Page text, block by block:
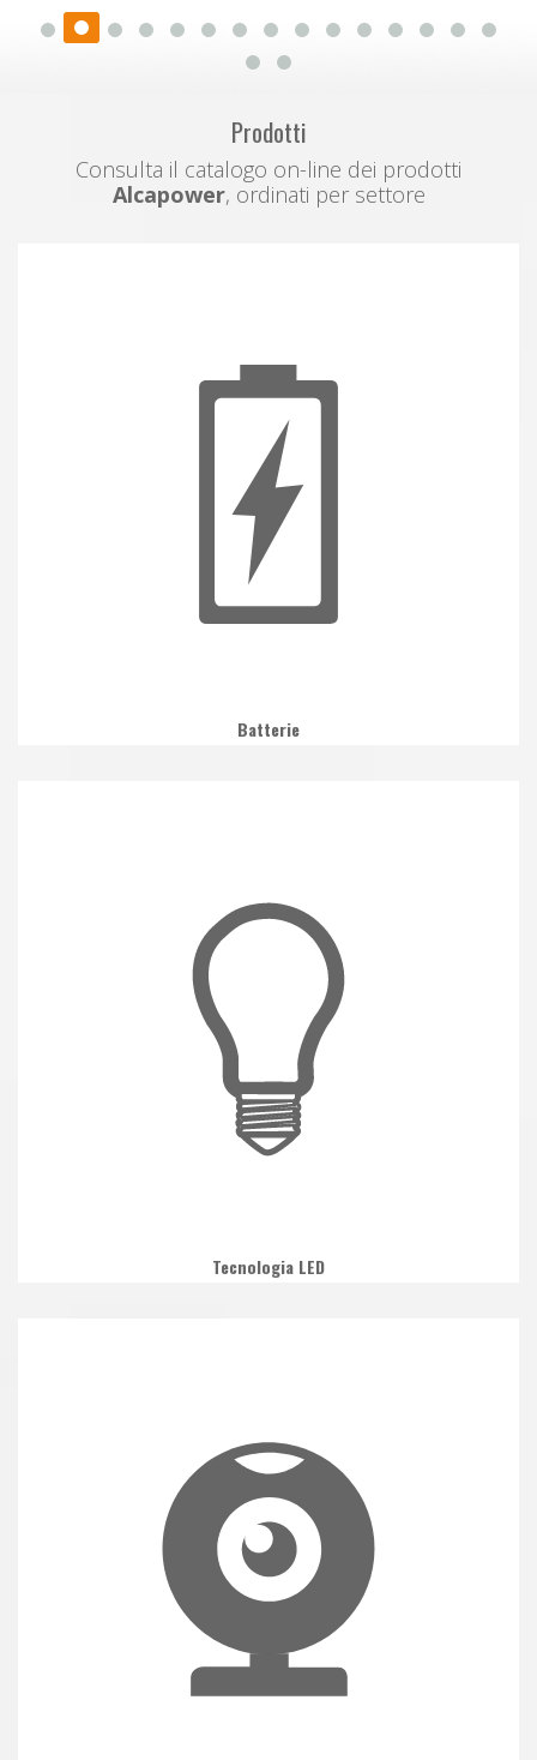
Prodotti
Consulta il catalogo on-line dei prodotti
Alcapower, ordinati per settore
Batterie
Tecnologia LED